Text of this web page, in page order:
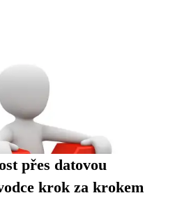
přes datovou
krok za krokem